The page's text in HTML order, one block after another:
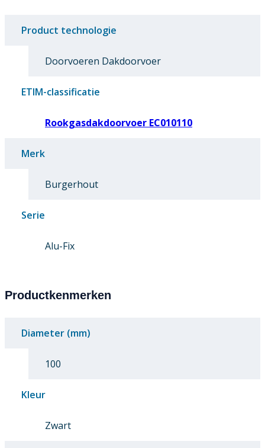
Product technologie
Doorvoeren Dakdoorvoer
ETIM-classificatie
Rookgasdakdoorvoer EC010110
Merk
Burgerhout
Serie
Alu-Fix
Productkenmerken
Diameter (mm)
100
Kleur
Zwart